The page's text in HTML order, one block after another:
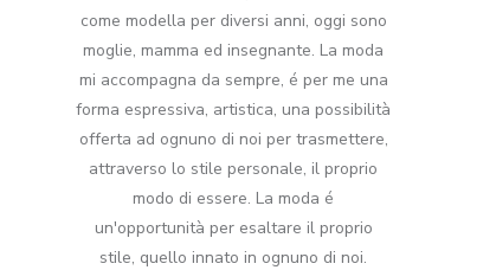
come modella per diversi anni, oggi sono
moglie, mamma ed insegnante. La moda
mi accompagna da sempre, é per me una
forma espressiva, artistica, una possibilità
offerta ad ognuno di noi per trasmettere,
attraverso lo stile personale, il proprio
modo di essere. La moda é
un'opportunità per esaltare il proprio
stile, quello innato in ognuno di noi.